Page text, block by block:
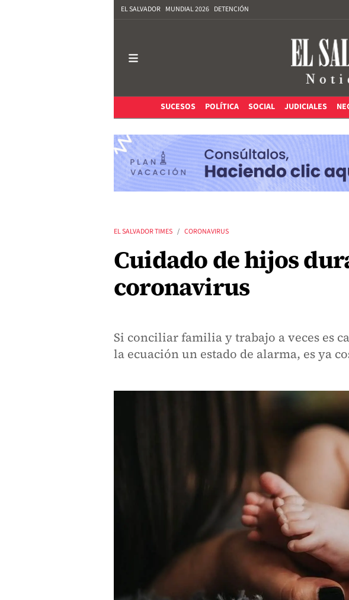
EL SALVADOR MUNDIAL 2026 DETENCIÓN
SUCESOS
POLÍTICA SOCIAL JUDICIALES
EL SALVADOR TIMES CORONAVIRUS
Cuidado de hijos
coronavirus
Si conciliar familia y trabajo a veces es
la ecuación un estado de alarma, es ya